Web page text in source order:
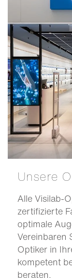
Unsere
Alle Visilab-
zertifizierte
optimale
Vereinbaren
Optiker in
kompetent
beraten.